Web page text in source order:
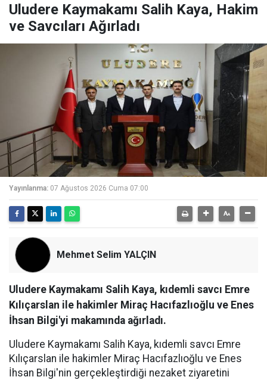
Uludere Kaymakamı Salih Kaya, Hakim
ve Savcıları Ağırladı
Yayınlanma: 07 Ağustos 2026 Cuma 07:00
Mehmet Selim YALÇIN
Uludere Kaymakamı Salih Kaya, kıdemli savcı Emre
Kılıçarslan ile hakimler Miraç Hacıfazlıoğlu ve Enes
İhsan Bilgi'yi makamında ağırladı.
Uludere Kaymakamı Salih Kaya, kıdemli savcı Emre
Kılıçarslan ile hakimler Miraç Hacıfazlıoğlu ve Enes
İhsan Bilgi'nin gerçekleştirdiği nezaket ziyaretini